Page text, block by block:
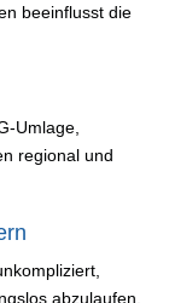
beeinflusst die
Umlage,
regional und
abzulaufen.